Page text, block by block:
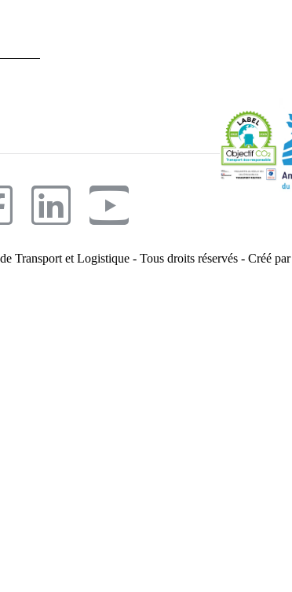
Transport et Logistique - Tous droits réservés - Créé par